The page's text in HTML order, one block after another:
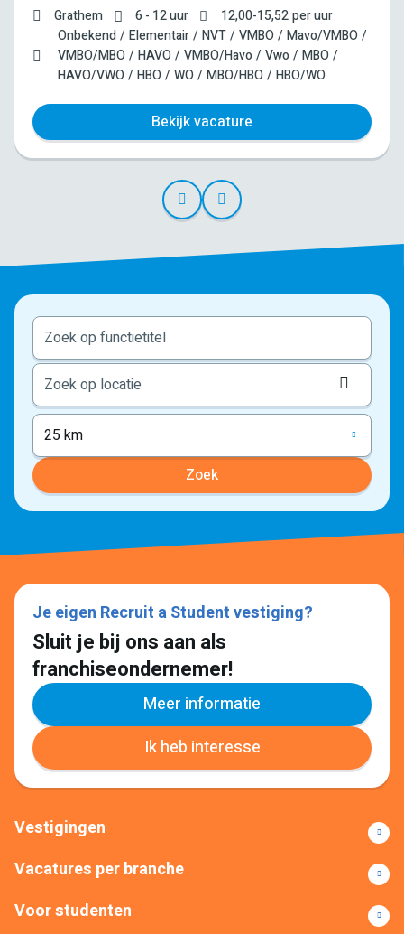
Grathem 6 - 12 uur 12,00-15,52per uur
Onbekend
Elementair NVT VMBO
Mavo/VMBO
VMBO/MBO
HAVO VMBO/Havo Vwo
MBO
HAVO/VWO
HBO WO MBO/HBO HBO/WO
Bekijk vacature
25 km
Zoek
Je eigen Recruit a Student vestiging?
Sluit je bij ons aan als
franchiseondernemer!
Meer informatie
Ik heb interesse
Vestigingen
Vacatures per branche
Voor studenten